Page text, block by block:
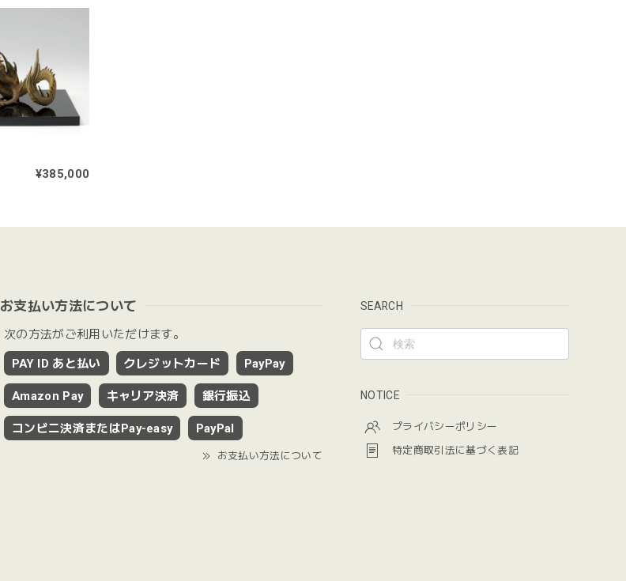
¥385,000
お支払い方法について
次の方法がご利用いただけます。
PAY ID あと払い クレジットカード PayPay
Amazon Pay キャリア決済 銀行振込
コンビニ決済またはPay-easy PayPal
お支払い方法について
SEARCH
NOTICE
プライバシーポリシー
特定商取引法に基づく表記